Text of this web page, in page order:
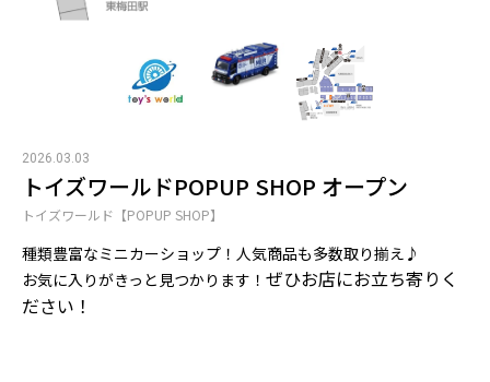
2026.03.03
トイズワールドPOPUP SHOP オープン
トイズワールド【POPUP SHOP】
種類豊富なミニカーショップ！人気商品も多数取り揃え♪
お気に入りがきっと見つかります！ ぜひお店にお立ち寄りく
ださい！